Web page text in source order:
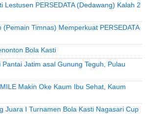
Lestusen PERSEDATA (Dedawang) Kalah 2
(Pemain Timnas) Memperkuat PERSEDATA
Bola Kasti
Pantai Jatim asal Gunung Teguh, Pulau
Makin Oke Kaum Ibu Sehat, Kaum
Juara I Turnamen Bola Kasti Nagasari Cup